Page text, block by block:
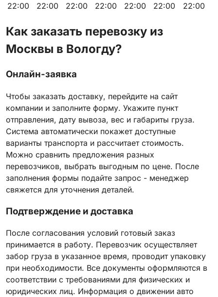
22:00
22:00
22:00
22:00
22:00
22:00
22:00
Как заказать перевозку из
Москвы в Вологду?
Онлайн-заявка
Чтобы заказать доставку, перейдите на сайт
компании и заполните форму. Укажите пункт
отправления, дату вывоза, вес и габариты груза.
Система автоматически покажет доступные
варианты транспорта и рассчитает стоимость.
Можно сравнить предложения разных
перевозчиков, выбрать выгодным по цене. После
заполнения формы подайте запрос - менеджер
свяжется для уточнения деталей.
Подтверждение и доставка
После согласования условий готовый заказ
принимается в работу. Перевозчик осуществляет
забор груза в указанное время, проводит упаковку
при необходимости. Все документы оформляются в
соответствии с требованиями для физических и
юридических лиц. Информация о движении авто